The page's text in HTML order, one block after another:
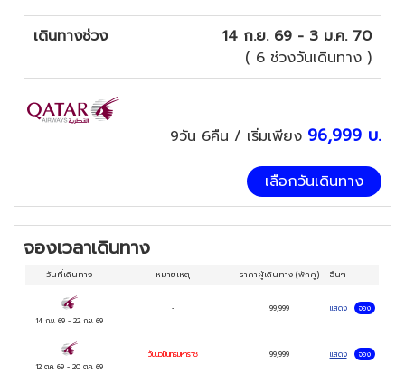
ของกษัตริย์ฮวนคาลอส
เมนูหมูหันอันขึ้้นชื่อของสเปน , ข้าวผัดสเปน
อันเลื่องชื่อพร้อมโชว์ระบำฟลามิงโก้ , อาหาร
พื้นเมือง , อาหารจีน
เดินทางช่วง
14 ก.ย. 69 - 3 ม.ค. 70
( 6 ช่วงวันเดินทาง )
9วัน 6คืน / เริ่มเพียง 96,999 บ.
เลือกวันเดินทาง
จองเวลาเดินทาง
วันที่เดินทาง หมายเหตุ ราคาผู้เดินทาง(พักคู่) อื่นๆ
14 ก.ย. 69- 22 ก.ย. 69
- 99,999 แสดง จอง
12 ต.ค. 69- 20 ต.ค. 69
วันนวมินทรมหาราช 99,999 แสดง จอง